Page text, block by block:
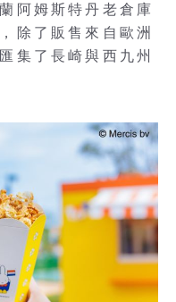
阿姆斯特丹老倉庫
除了販售來自歐洲
集了長崎與西九州